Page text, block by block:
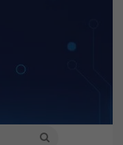
BUSCAR